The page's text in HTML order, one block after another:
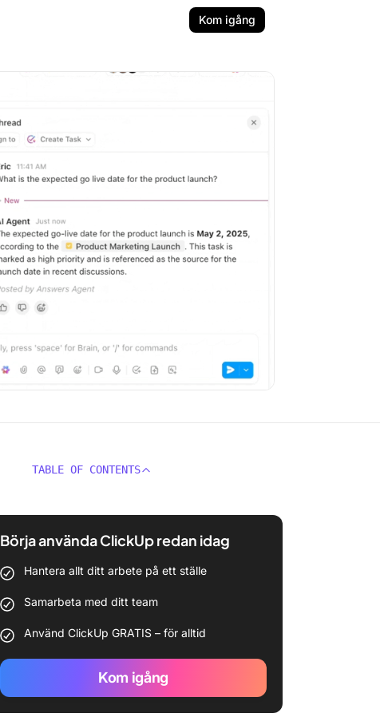
Kom igång
TABLE OF CONTENTS
Börja använda ClickUp redan idag
Hantera allt ditt arbete på ett ställe
Samarbeta med ditt team
Använd ClickUp GRATIS – för alltid
Kom igång